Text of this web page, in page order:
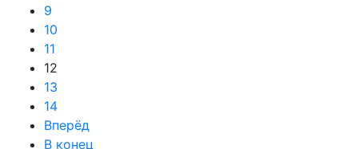
9
10
11
12
13
14
Вперёд
В конец